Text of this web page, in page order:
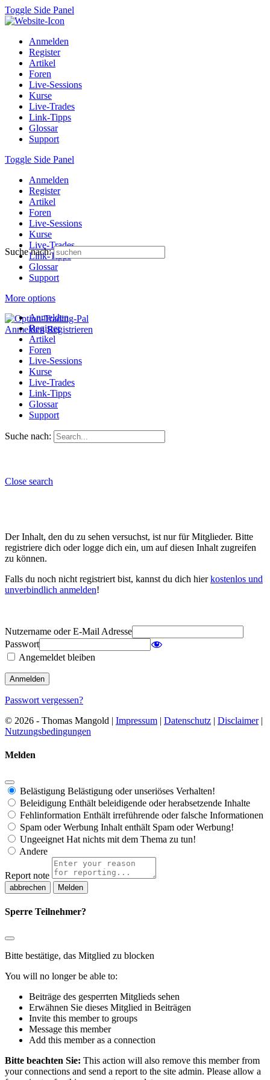
Toggle Side Panel
Anmelden
Register
Artikel
Foren
Live-Sessions
Kurse
Live-Trades
Link-Tipps
Glossar
Support
Toggle Side Panel
Anmelden
Register
Artikel
Foren
Live-Sessions
Kurse
Live-Trades
Link-Tipps
Glossar
Support
More options
Anmelden Registrieren
Suche nach:
Anmelden
Register
Artikel
Foren
Live-Sessions
Kurse
Live-Trades
Link-Tipps
Glossar
Support
Suche nach:
Close search
Der Inhalt, den du zu sehen versuchst, ist nur für Mitglieder. Bitte
registriere dich oder logge dich ein, um auf diesen Inhalt zugreifen
zu können.
Falls du noch nicht registriert bist, kannst du dich hierkostenlos und
unverbindlich anmelden!
Nutzername oder E-Mail Adresse
Passwort
Angemeldet bleiben
Passwort vergessen?
© 2026 - Thomas Mangold | Impressum | Datenschutz | Disclaimer|
Nutzungsbedingungen
Melden
Belästigung Belästigung oder unseriöses Verhalten!
Beleidigung Enthält beleidigende oder herabsetzende Inhalte
Fehlinformation Enthält irreführende oder falsche Informationen
Spam oder Werbung Inhalt enthält Spam oder Werbung!
Ungeeignet Hat nichts mit dem Thema zu tun!
Andere
Report note
Melden
Sperre Teilnehmer?
Bitte bestätige, das Mitglied zu blocken
You will no longer be able to:
Beiträge des gesperrten Mitglieds sehen
Erwähnen Sie dieses Mitglied in Beiträgen
Invite this member to groups
Message this member
Add this member as a connection
Bitte beachten Sie: This action will also remove this member from
your connections and send a report to the site admin. Please allow a